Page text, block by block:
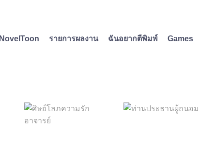
NovelToon รายการผลงาน ฉันอยากตีพิมพ์ Games